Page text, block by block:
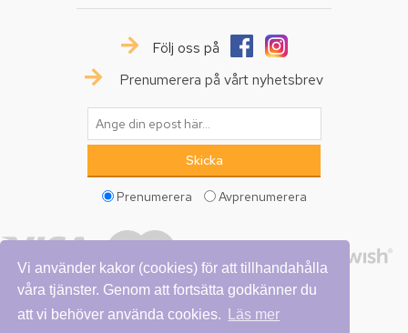
Vi använder kakor (cookies) för att tillhandahålla
våra tjänster. Genom att fortsätta godkänner du
att vi behöver använda cookies.
Läs mer
Följ oss på
Prenumerera på vårt nyhetsbrev
Prenumerera Avprenumerera